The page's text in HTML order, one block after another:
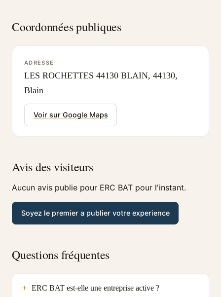
Coordonnées publiques
ADRESSE
LES ROCHETTES 44130 BLAIN, 44130,
Blain
Voir sur Google Maps
Avis des visiteurs
Aucun avis publie pour ERC BAT pour l'instant.
Soyez le premier a publier votre experience
Questions fréquentes
ERC BAT est-elle une entreprise active ?